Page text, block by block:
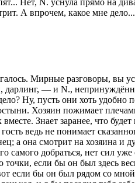
А впрочем, какое мне
Мирные разговоры, вы
— и N.,
Ну, пусть они хоть удобно
Хозяин пожимает
Знает заранее, что
ведь не понимает
а она смотрит на хозяина и
самого добраться, нет сил уже
точки, если бы он был здесь
если бы он был рядом со